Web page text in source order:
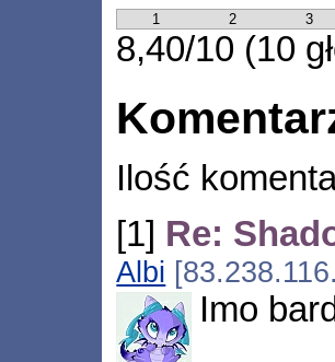
1 2 3
8,40/10 (10
Ilość
[1] Re:
Albi
Imo